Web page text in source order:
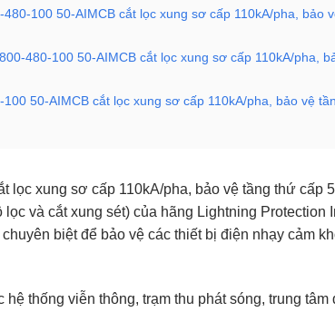
100 50-AIMCB cắt lọc xung sơ cấp 110kA/pha, bảo
480-100 50-AIMCB cắt lọc xung sơ cấp 110kA/pha,
50-AIMCB cắt lọc xung sơ cấp 110kA/pha, bảo vệ
lọc xung sơ cấp 110kA/pha, bảo vệ tầng thứ cấp
và cắt xung sét) của hãng Lightning
biệt để bảo vệ các thiết bị điện nhạy cảm
thống viễn thông, trạm thu phát sóng, trung